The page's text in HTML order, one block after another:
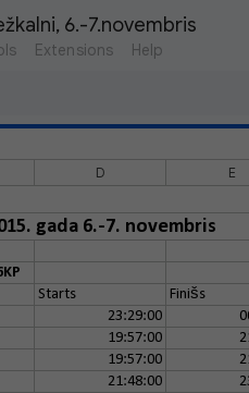
6.-7.novembris
Extensions Help
D E
gada 6.-7. novembris
Starts Finišs
23:29:00
19:57:00
19:57:00
21:48:00